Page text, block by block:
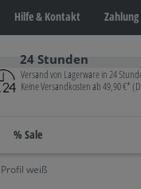
Hilfe & Kontakt
24 Stunden
Versand von Lagerware in 24
Keine Versandkosten ab 49,90 €*
% Sale
weiß